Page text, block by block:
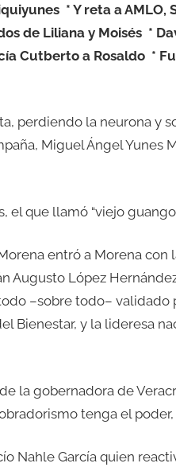
* Y reta a AMLO,
de Liliana y Moisés *
Cutberto a Rosaldo *
perdiendo la neurona y
Miguel Ángel Yunes
el que llamó “viejo
entró a Morena con
Augusto López
–sobre todo– validado
Bienestar, y la lideresa
la gobernadora de
tenga el
Nahle García quien